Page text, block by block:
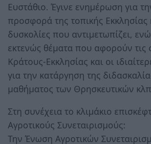
Ευστάθιο. Έγινε ενημέρωση για
προσφορά της τοπικής Εκκλησίας
δυσκολίες που αντιμετωπίζει,
εκτενώς θέματα που αφορούν τις
Κράτους-Εκκλησίας και οι
για την κατάργηση της
μαθήματος των Θρησκευτικών
Στη συνέχεια το κλιμάκιο
Αγροτικούς Συνεταιρισμούς:
Την Ένωση Αγροτικών